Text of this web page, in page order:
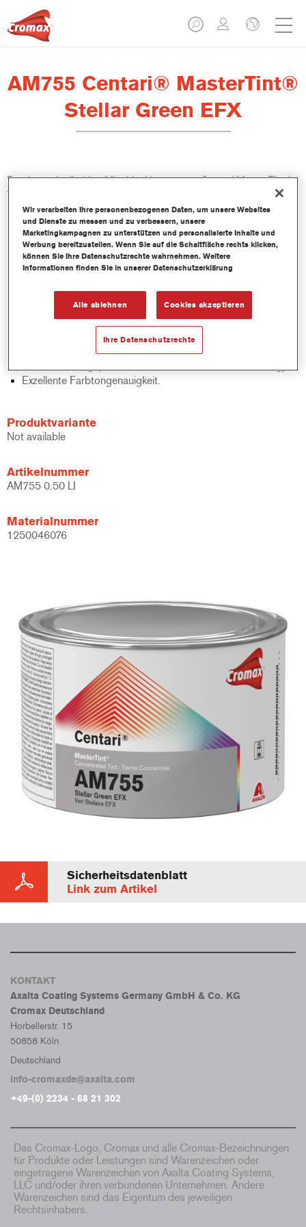
AM755 Centari® MasterTint®
Stellar Green EFX
Das lösemittelhaltige Mischlackkonzentrat Centari MasterTint ist
Teil des Centari Decklack- und Basislack-Systems.
Produktmerkmale
Unverwechselbares, Vielseitiges und einfach zu
handhabenes Reparaturlacksystem.
Ein Mischbanksystem liefert alle lösemittelbasierenden
Lackqualitäten-medium - und high Solid Decklacke und
Basislacke.
Schnelle Bestandskontrolle.
Schnelle Materialverwaltung.
Spart Lagerplatz.
Exzellente Farbtongenauigkeit.
Produktvariante
Not available
Artikelnummer
AM755 0.50 LI
Materialnummer
1250046076
Sicherheitsdatenblatt
Link zum Artikel
KONTAKT
Axalta Coating Systems Germany GmbH & Co. KG
Cromax Deutschland
Horbellerstr. 15
50858 Köln
Deutschland
info-cromaxde@axalta.com
+49-(0) 2234 - 68 21 302
Das Cromax-Logo, Cromax und alle Cromax-Bezeichnungen
für Produkte oder Leistungen sind Warenzeichen oder
eingetragene Warenzeichen von Axalta Coating Systems,
LLC und/oder ihren verbundenen Unternehmen. Andere
Warenzeichen sind das Eigentum des jeweiligen
Rechtsinhabers.
Wir verarbeiten Ihre personenbezogenen Daten, um unsere Websites
und Dienste zu messen und zu verbessern, unsere
Marketingkampagnen zu unterstützen und personalisierte Inhalte und
Werbung bereitzustellen. Wenn Sie auf die Schaltfläche rechts klicken,
können Sie Ihre Datenschutzrechte wahrnehmen. Weitere
Informationen finden Sie in unserer Datenschutzerklärung
Alle ablehnen Cookies akzeptieren
Ihre Datenschutzrechte